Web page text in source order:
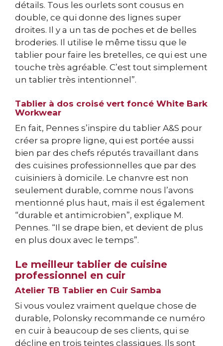
détails. Tous les ourlets sont cousus en
double, ce qui donne des lignes super
droites. Il y a un tas de poches et de belles
broderies. Il utilise le même tissu que le
tablier pour faire les bretelles, ce qui est une
touche très agréable. C’est tout simplement
un tablier très intentionnel”.
Tablier à dos croisé vert foncé White Bark
Workwear
En fait, Pennes s’inspire du tablier A&S pour
créer sa propre ligne, qui est portée aussi
bien par des chefs réputés travaillant dans
des cuisines professionnelles que par des
cuisiniers à domicile. Le chanvre est non
seulement durable, comme nous l’avons
mentionné plus haut, mais il est également
“durable et antimicrobien”, explique M.
Pennes. “Il se drape bien, et devient de plus
en plus doux avec le temps”.
Le meilleur tablier de cuisine
professionnel en cuir
Atelier TB Tablier en Cuir Samba
Si vous voulez vraiment quelque chose de
durable, Polonsky recommande ce numéro
en cuir à beaucoup de ses clients, qui se
décline en trois teintes classiques. Ils sont